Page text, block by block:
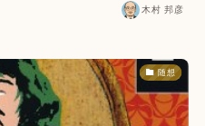
木村 邦彦
随想